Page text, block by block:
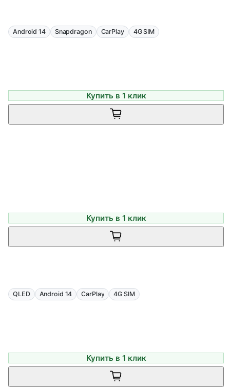
Android 14 Snapdragon CarPlay 4G SIM
Купить в 1 клик
Купить в 1 клик
QLED Android 14 CarPlay 4G SIM
Купить в 1 клик